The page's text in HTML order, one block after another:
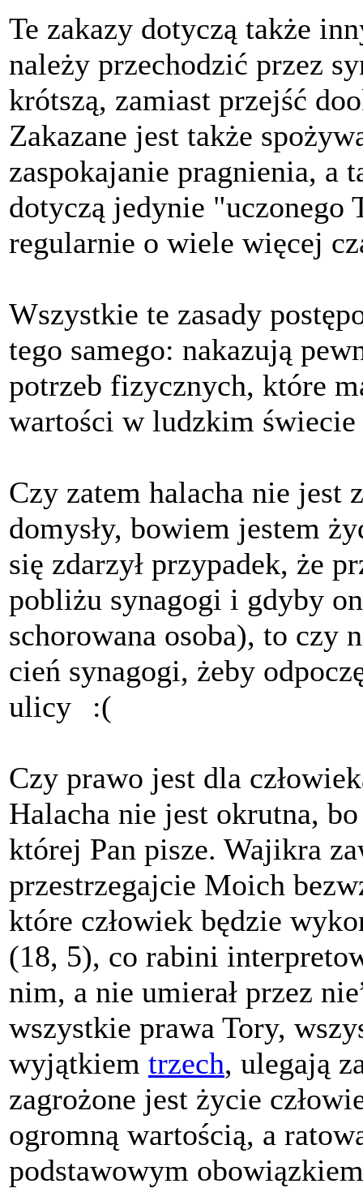
Te zakazy dotyczą także
należy przechodzić przez
krótszą, zamiast przejść
Zakazane jest także
zaspokajanie pragnienia, a
dotyczą jedynie "uczonego
regularnie o wiele więcej
Wszystkie te zasady
tego samego: nakazują
potrzeb fizycznych, które
wartości w ludzkim
Czy zatem halacha nie jest
domysły, bowiem jestem
się zdarzył przypadek, że
pobliżu synagogi i gdyby
schorowana osoba), to czy
cień synagogi, żeby
ulicy
:(
Czy prawo jest dla
Halacha nie jest okrutna,
której Pan pisze. Wajikra
przestrzegajcie Moich
które człowiek będzie
(18, 5), co rabini
nim, a nie umierał przez
wszystkie prawa Tory,
wyjątkiem trzech, ulegają
zagrożone jest życie
ogromną wartością, a
podstawowym